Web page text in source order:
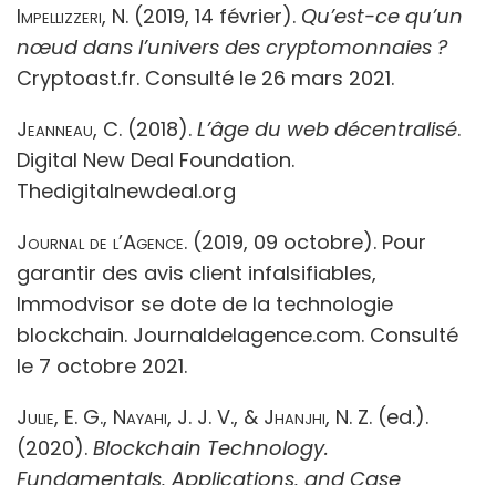
Impellizzeri, N. (2019, 14 février). Qu’est-ce qu’un
nœud dans l’univers des cryptomonnaies ?
Cryptoast.fr. Consulté le 26 mars 2021.
Jeanneau, C. (2018). L’âge du web décentralisé.
Digital New Deal Foundation.
Thedigitalnewdeal.org
Journal de l’Agence. (2019, 09 octobre). Pour
garantir des avis client infalsifiables,
Immodvisor se dote de la technologie
blockchain. Journaldelagence.com. Consulté
le 7 octobre 2021.
Julie, E. G., Nayahi, J. J. V., & Jhanjhi, N. Z. (ed.).
(2020). Blockchain Technology.
Fundamentals, Applications, and Case